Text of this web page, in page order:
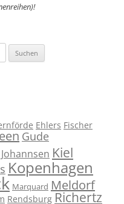
Ehlers Fischer
Gude
Johannsen Kiel
Kopenhagen
Marquard Meldorf
Rendsburg Richertz